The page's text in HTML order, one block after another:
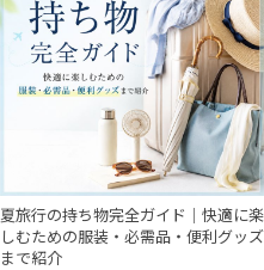
夏旅行の持ち物完全ガイド｜快適に楽
しむための服装・必需品・便利グッズ
まで紹介